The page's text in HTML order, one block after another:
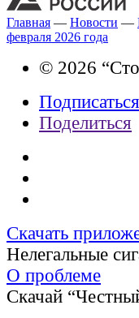
Главная — Новости —
февраля 2026 года
© 2026
Поделиться
Скачать
Нелегальные
О проблеме
Скачай